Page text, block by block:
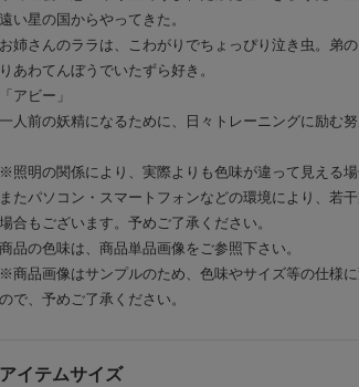
遠い星の国からやってきた。
お姉さんのララは、こわがりでちょっぴり泣き虫。弟
りあわてんぼうでいたずら好き。
「アビー」
一人前の妖精になるために、日々トレーニングに励む努
※照明の関係により、実際よりも色味が違って見える場
またパソコン・スマートフォンなどの環境により、若
場合もございます。予めご了承ください。
商品の色味は、商品単品画像をご参照下さい。
※商品画像はサンプルのため、色味やサイズ等の仕様
ので、予めご了承ください。
アイテムサイズ